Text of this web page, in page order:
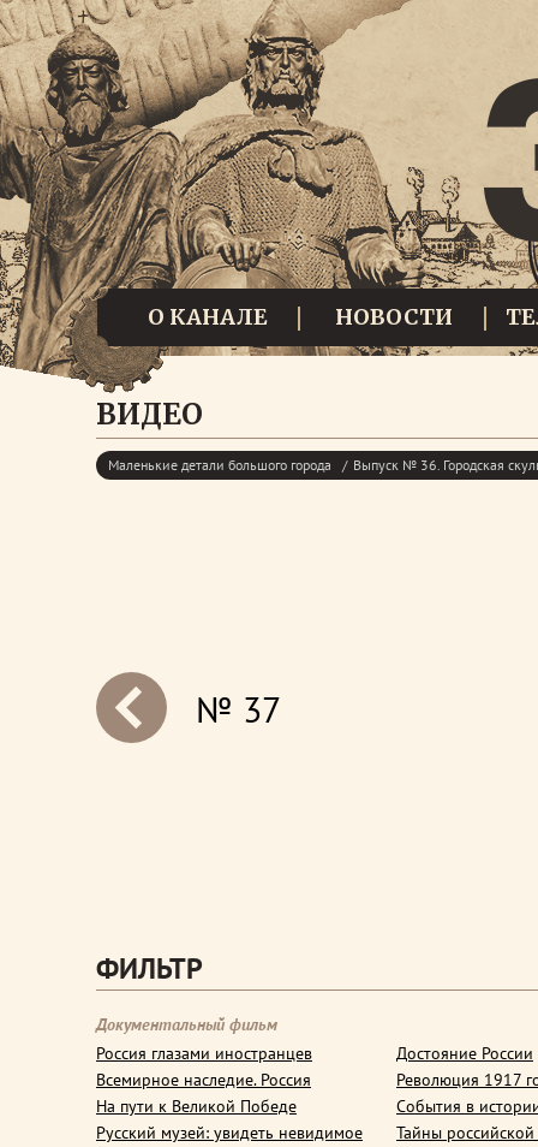
О КАНАЛЕ НОВОСТИ
ВИДЕО
Маленькие детали большого города Выпуск № 36. Городская
№ 37
ФИЛЬТР
Документальный фильм
Россия глазами иностранцев
Всемирное наследие. Россия
На пути к Великой Победе
Русский музей: увидеть невидимое
Достояние России
Революция 1917
События в
Тайны